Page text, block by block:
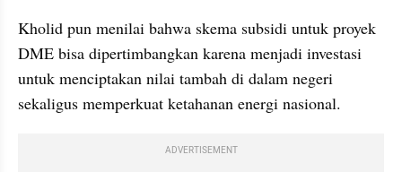
Kholid pun menilai bahwa skema subsidi untuk proyek
DME bisa dipertimbangkan karena menjadi investasi
untuk menciptakan nilai tambah di dalam negeri
sekaligus memperkuat ketahanan energi nasional.
ADVERTISEMENT